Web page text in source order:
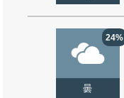
24%
曇